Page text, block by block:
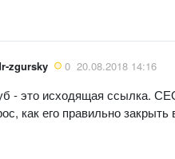
zgursky 0 20.08.2018 14:16
- это исходящая ссылка.
как его правильно